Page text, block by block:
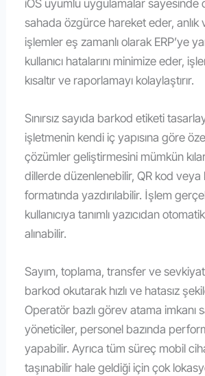
iOS uyumlu uygulamalar sayesinde
sahada özgürce hareket eder, anlık
işlemler eş zamanlı olarak ERP’ye
kullanıcı hatalarını minimize eder,
kısaltır ve raporlamayı kolaylaştırır.
Sınırsız sayıda barkod etiketi
işletmenin kendi iç yapısına göre
çözümler geliştirmesini mümkün
dillerde düzenlenebilir, QR kod veya
formatında yazdırılabilir. İşlem
kullanıcıya tanımlı yazıcıdan
alınabilir.
Sayım, toplama, transfer ve
barkod okutarak hızlı ve hatasız
Operatör bazlı görev atama imkanı
yöneticiler, personel bazında
yapabilir. Ayrıca tüm süreç mobil
taşınabilir hale geldiği için çok